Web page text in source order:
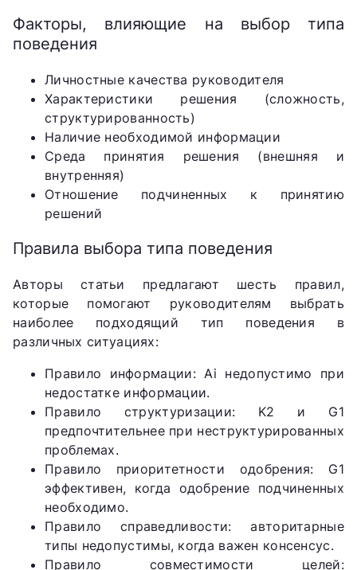
Факторы, влияющие на выбор типа
поведения
Личностные качества руководителя
Характеристики решения (сложность,
структурированность)
Наличие необходимой информации
Среда принятия решения (внешняя и
внутренняя)
Отношение подчиненных к принятию
решений
Правила выбора типа поведения
Авторы статьи предлагают шесть правил,
которые помогают руководителям выбрать
наиболее подходящий тип поведения в
различных ситуациях:
Правило информации: Ai недопустимо при
недостатке информации.
Правило структуризации: K2 и G1
предпочтительнее при неструктурированных
проблемах.
Правило приоритетности одобрения: G1
эффективен, когда одобрение подчиненных
необходимо.
Правило справедливости: авторитарные
типы недопустимы, когда важен консенсус.
Правило совместимости целей: